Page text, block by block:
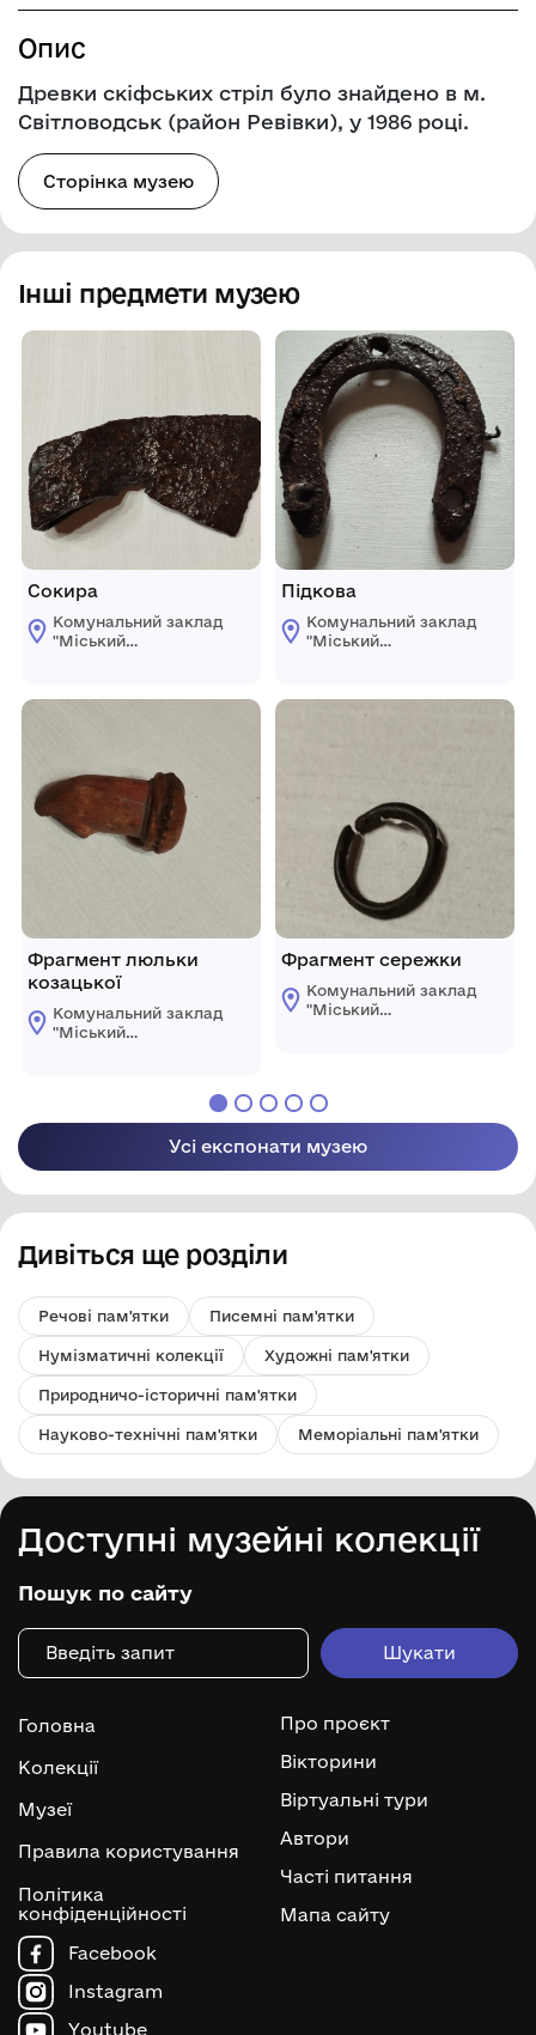
Опис
Древки скіфських стріл було знайдено в м.
Світловодськ (район Ревівки), у 1986 році.
Сторінка музею
Інші предмети музею
Сокира
Комунальний заклад
"Міський
міської ради"
Фрагмент люльки
козацької
Комунальний заклад
"Міський
Підкова
Комунальний заклад
"Міський
міської ради"
Фрагмент сережки
Комунальний заклад
"Міський
Усі експонати музею
Дивіться ще розділи
Речові пам'ятки Писемні пам'ятки
Нумізматичні колекції Художні пам'ятки
Природничо-історичні пам'ятки
Науково-технічні пам'ятки Меморіальні пам'ятки
Доступні музейні колекції
Пошук по сайту
Головна
Колекції
Музеї
Правила користування
Політика
конфіденційності
Про проєкт
Вікторини
Віртуальні тури
Автори
Часті питання
Мапа сайту
Facebook
Instagram
Youtube